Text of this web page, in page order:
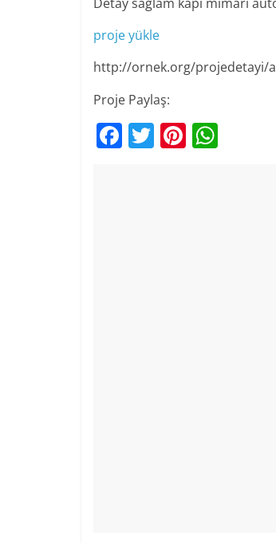
proje yükle
http://ornek.org/projedetayi/
Proje Paylaş:
F T Pi